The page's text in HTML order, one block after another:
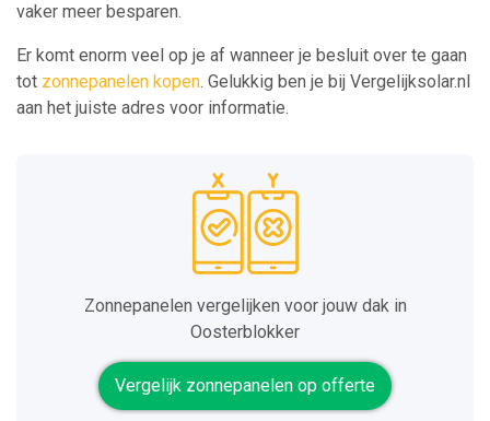
vaker meer besparen.
Er komt enorm veel op je af wanneer je besluit over te gaan
tot zonnepanelen kopen. Gelukkig ben je bij Vergelijksolar.nl
aan het juiste adres voor informatie.
Zonnepanelen vergelijken voor jouw dak in
Oosterblokker
Vergelijk zonnepanelen op offerte